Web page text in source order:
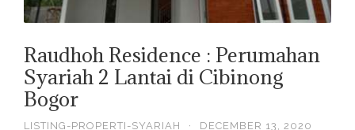
Raudhoh Residence : Perumahan
Syariah 2 Lantai di Cibinong
Bogor
LISTING-PROPERTI-SYARIAH · DECEMBER 13, 2020